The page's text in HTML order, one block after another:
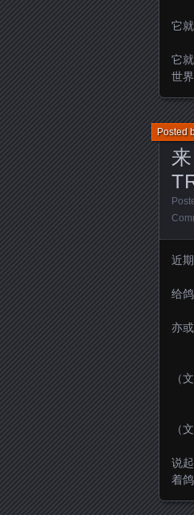
它
它
世
Posted
近
给
亦
（
（
说
着